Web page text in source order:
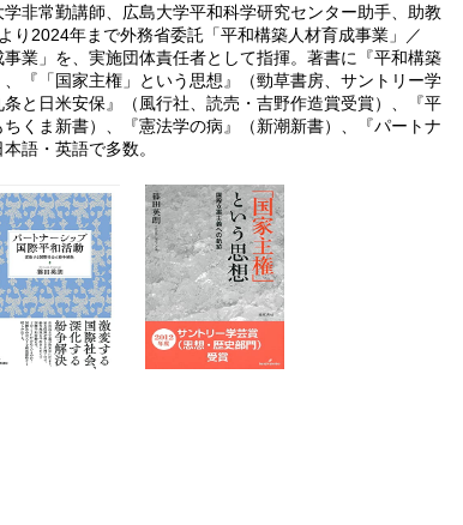
非常勤講師、広島大学平和科学研究センター助手、助教
り2024年まで外務省委託「平和構築人材育成事業」／
業」を、実施団体責任者として指揮。著書に『平和構築
『「国家主権」という思想』（勁草書房、サントリー学
と日米安保』（風行社、読売・吉野作造賞受賞）、『平
くま新書）、『憲法学の病』（新潮新書）、『パートナ
語・英語で多数。